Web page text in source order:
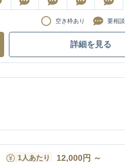
空き枠あり 要相談
詳細を見る
1人あたり 12,000円 ～